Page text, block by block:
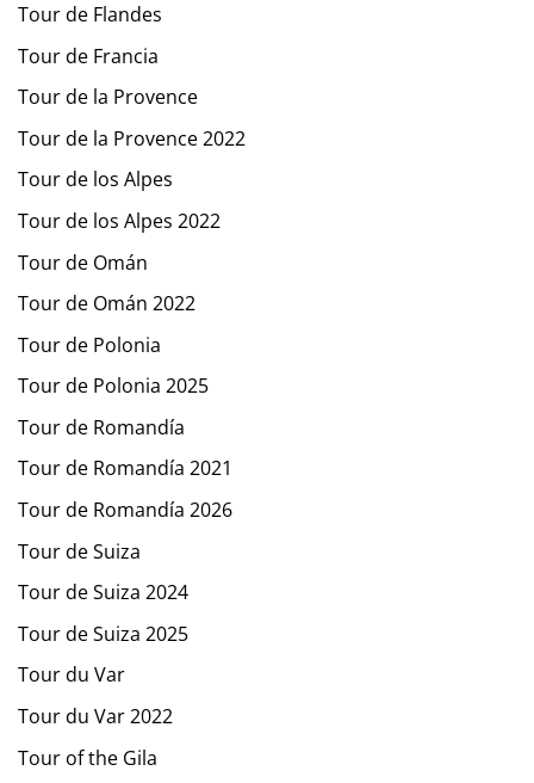
Tour de Flandes
Tour de Francia
Tour de la Provence
Tour de la Provence 2022
Tour de los Alpes
Tour de los Alpes 2022
Tour de Omán
Tour de Omán 2022
Tour de Polonia
Tour de Polonia 2025
Tour de Romandía
Tour de Romandía 2021
Tour de Romandía 2026
Tour de Suiza
Tour de Suiza 2024
Tour de Suiza 2025
Tour du Var
Tour du Var 2022
Tour of the Gila